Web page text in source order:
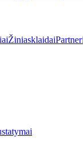
Žiniasklaidai